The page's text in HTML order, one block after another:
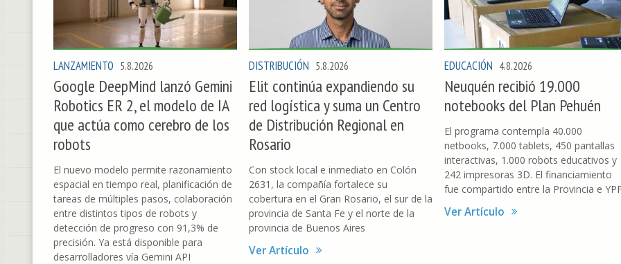
LANZAMIENTO 5.8.2026
Google DeepMind lanzó Gemini
Robotics ER 2, el modelo de IA
que actúa como cerebro de los
robots
El nuevo modelo permite razonamiento
espacial en tiempo real, planificación de
tareas de múltiples pasos, colaboración
entre distintos tipos de robots y
detección de progreso con 91,3% de
precisión. Ya está disponible para
desarrolladores vía Gemini API
DISTRIBUCIÓN 5.8.2026
Elit continúa expandiendo su
red logística y suma un Centro
de Distribución Regional en
Rosario
Con stock local e inmediato en Colón
2631, la compañía fortalece su
cobertura en el Gran Rosario, el sur de la
provincia de Santa Fe y el norte de la
provincia de Buenos Aires
Ver Artículo
EDUCACIÓN 4.8.2026
Neuquén recibió 19.000
notebooks del Plan Pehuén
El programa contempla 40.000
netbooks, 7.000 tablets, 450 pantallas
interactivas, 1.000 robots educativos y
242 impresoras 3D. El financiamiento
fue compartido entre la Provincia e
Ver Artículo